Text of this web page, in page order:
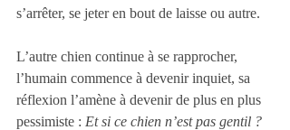
s’arrêter, se jeter en bout de laisse ou autre.
L’autre chien continue à se rapprocher,
l’humain commence à devenir inquiet, sa
réflexion l’amène à devenir de plus en plus
pessimiste : Et si ce chien n’est pas gentil ?